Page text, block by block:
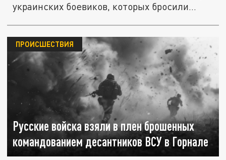
украинских боевиков, которых бросили
Русские войска взяли в плен брошенных
командованием десантников ВСУ в Горнале
ПРОИСШЕСТВИЯ